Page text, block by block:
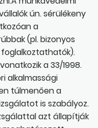
ún. sérülékeny
a
(pl. bizonyos
a 33/1998.
alkalmassági
túlmenően a
is szabályoz.
azt állapítják